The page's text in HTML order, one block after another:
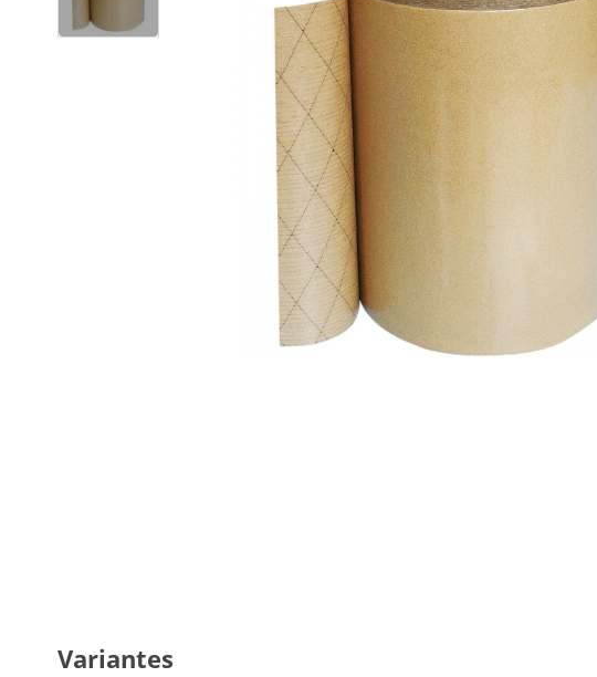
Variantes